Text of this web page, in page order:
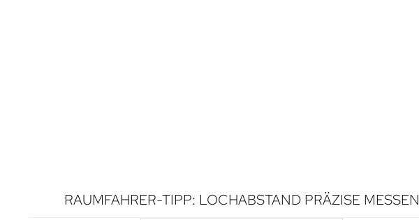
RAUMFAHRER-TIPP: LOCHABSTAND PRÄZISE MESSEN